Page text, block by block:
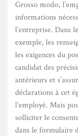
Grosso modo,
informations
l’entreprise. Dans
exemple, les
les exigences du
candidat des
antérieurs et
déclarations à cet
l’employé. Mais
solliciter le
dans le formulaire